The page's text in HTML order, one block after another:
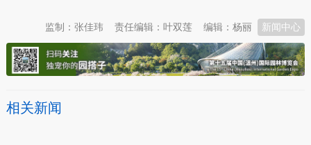
新闻中心
编辑：杨丽
责任编辑：叶双莲
监制：张佳玮
相关新闻